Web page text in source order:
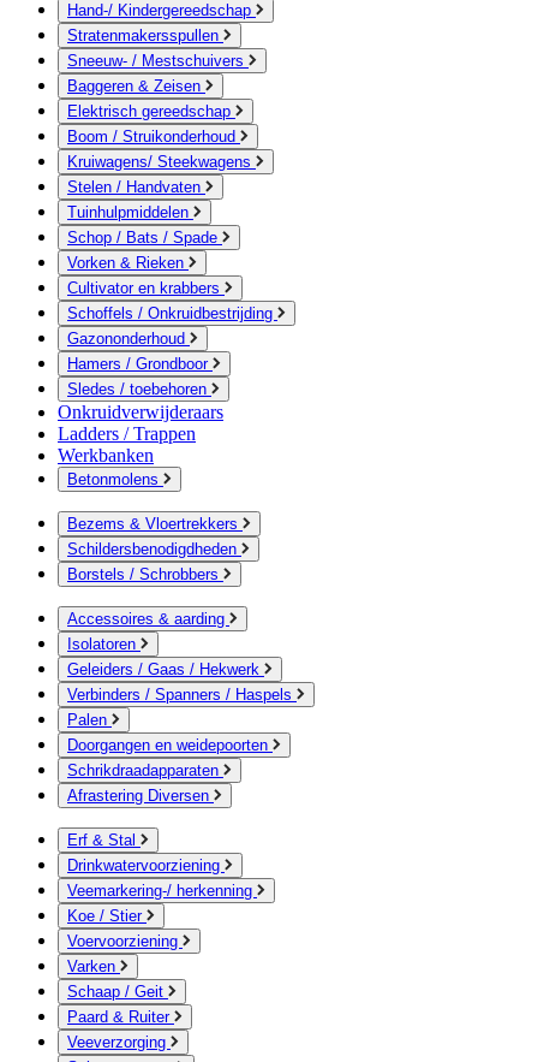
Hand-/ Kindergereedschap
Stratenmakersspullen
Sneeuw- / Mestschuivers
Baggeren & Zeisen
Elektrisch gereedschap
Boom / Struikonderhoud
Kruiwagens/ Steekwagens
Stelen / Handvaten
Tuinhulpmiddelen
Schop / Bats / Spade
Vorken & Rieken
Cultivator en krabbers
Schoffels / Onkruidbestrijding
Gazononderhoud
Hamers / Grondboor
Sledes / toebehoren
Onkruidverwijderaars
Ladders / Trappen
Werkbanken
Betonmolens
Bezems & Vloertrekkers
Schildersbenodigdheden
Borstels / Schrobbers
Accessoires & aarding
Isolatoren
Geleiders / Gaas / Hekwerk
Verbinders / Spanners / Haspels
Palen
Doorgangen en weidepoorten
Schrikdraadapparaten
Afrastering Diversen
Erf & Stal
Drinkwatervoorziening
Veemarkering-/ herkenning
Koe / Stier
Voervoorziening
Varken
Schaap / Geit
Paard & Ruiter
Veeverzorging